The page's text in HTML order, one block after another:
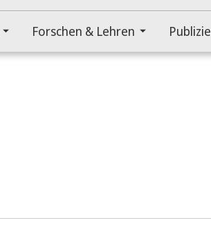
Forschen & Lehren